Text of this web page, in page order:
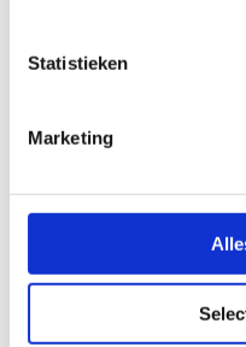
Statistieken
Marketing
UITBREIDING
distributiecentrum voor
hoogwaardige
Lees meer
COOLBLUE